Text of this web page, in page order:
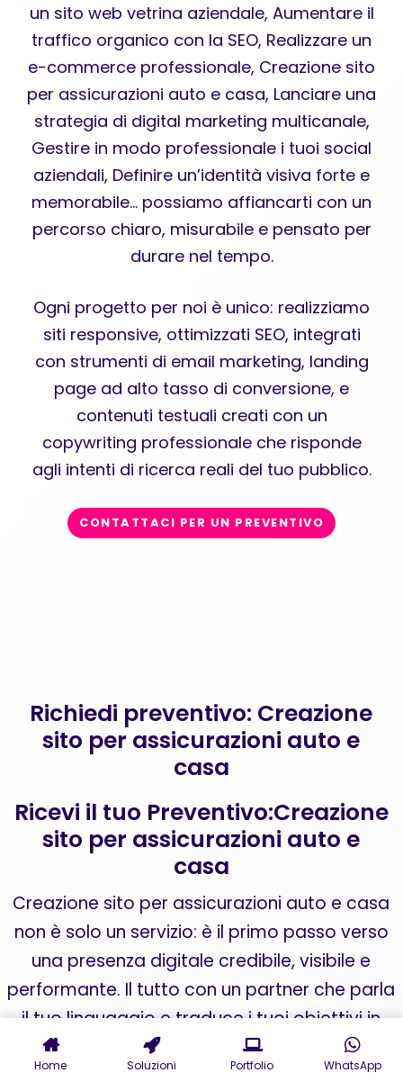
un sito web vetrina aziendale, Aumentare il
traffico organico con la SEO, Realizzare un
e-commerce professionale, Creazione sito
per assicurazioni auto e casa, Lanciare una
strategia di digital marketing multicanale,
Gestire in modo professionale i tuoi social
aziendali, Definire un’identità visiva forte e
memorabile… possiamo affiancarti con un
percorso chiaro, misurabile e pensato per
durare nel tempo.
Ogni progetto per noi è unico: realizziamo
siti responsive, ottimizzati SEO, integrati
con strumenti di email marketing, landing
page ad alto tasso di conversione, e
contenuti testuali creati con un
copywriting professionale che risponde
agli intenti di ricerca reali del tuo pubblico.
CONTATTACI PER UN PREVENTIVO
Richiedi preventivo: Creazione
sito per assicurazioni auto e
casa
Ricevi il tuo Preventivo:Creazione
sito per assicurazioni auto e
casa
Creazione sito per assicurazioni auto e casa
non è solo un servizio: è il primo passo verso
una presenza digitale credibile, visibile e
performante. Il tutto con un partner che parla
il tuo linguaggio e traduce i tuoi obiettivi in
strategie concrete.
Inizia da qui. Chiedici oggi un preventivo per il
Home Soluzioni Portfolio WhatsApp